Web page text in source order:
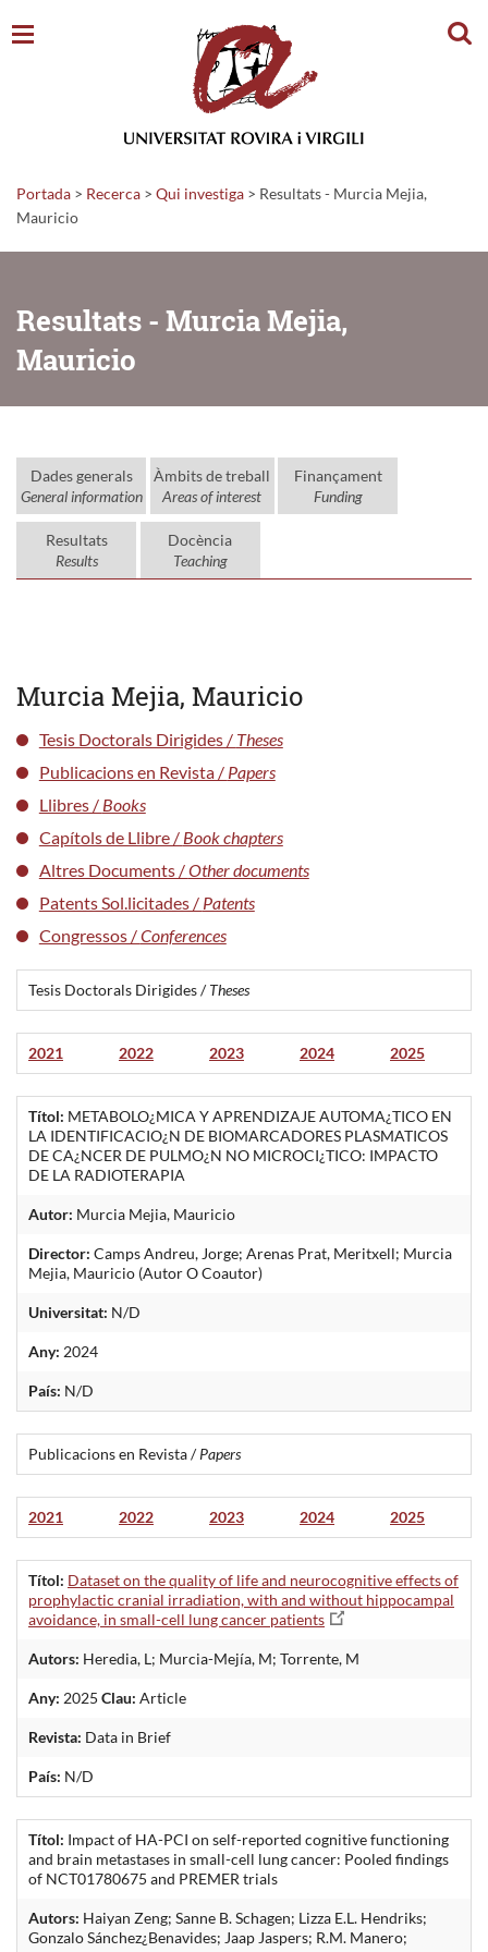
Portada > Recerca > Qui investiga > Resultats - Murcia Mejia,
Mauricio
Resultats - Murcia Mejia,
Mauricio
Dades generals
General information
Àmbits de treball
Areas of interest
Finançament
Funding
Resultats
Results
Docència
Teaching
Murcia Mejia, Mauricio
Tesis Doctorals Dirigides / Theses
Publicacions en Revista / Papers
Llibres / Books
Capítols de Llibre / Book chapters
Altres Documents /Other documents
Patents Sol.licitades / Patents
Congressos /Conferences
Tesis Doctorals Dirigides /Theses
2021 2022 2023 2024 2025
Títol: METABOLO¿MICA Y APRENDIZAJE AUTOMA¿TICO EN
LA IDENTIFICACIO¿N DE BIOMARCADORES PLASMATICOS
DE CA¿NCER DE PULMO¿N NO MICROCI¿TICO: IMPACTO
DE LA RADIOTERAPIA
Autor: Murcia Mejia, Mauricio
Director: Camps Andreu, Jorge; Arenas Prat, Meritxell; Murcia
Mejia, Mauricio (Autor O Coautor)
Universitat: N/D
Any: 2024
País: N/D
Publicacions en Revista /Papers
2021 2022 2023 2024 2025
Títol: Dataset on the quality of life and neurocognitive effects of
prophylactic cranial irradiation, with and without hippocampal
avoidance, in small-cell lung cancer patients
Autors: Heredia, L; Murcia-Mejía, M; Torrente, M
Any: 2025 Clau: Article
Revista: Data in Brief
País: N/D
Títol: Impact of HA-PCI on self-reported cognitive functioning
and brain metastases in small-cell lung cancer: Pooled findings
of NCT01780675 and PREMER trials
Autors: Haiyan Zeng; Sanne B. Schagen; Lizza E.L. Hendriks;
Gonzalo Sánchez¿Benavides; Jaap Jaspers; R.M. Manero;